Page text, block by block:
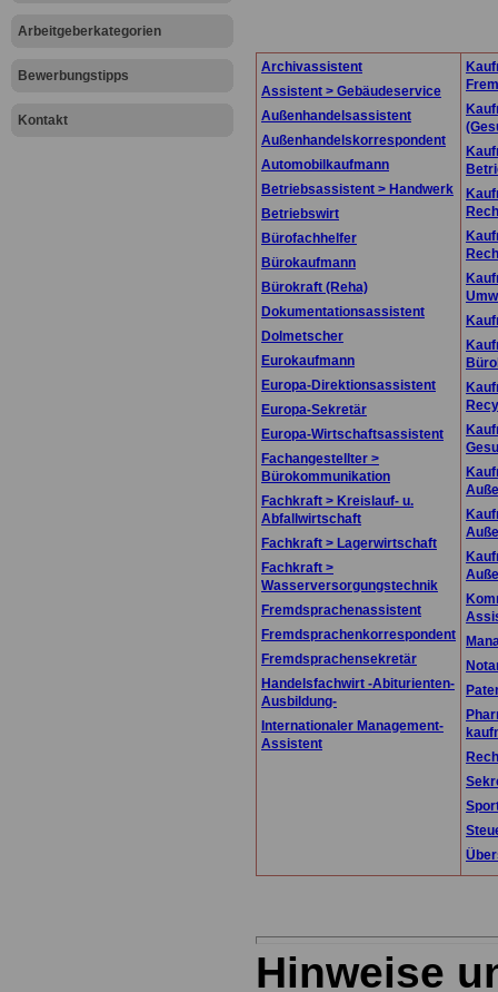
Arbeitgeberkategorien
Bewerbungstipps
Kontakt
Archivassistent
Assistent > Gebäudeservice
Außenhandelsassistent
Außenhandelskorrespondent
Automobilkaufmann
Betriebsassistent > Handwerk
Betriebswirt
Bürofachhelfer
Bürokaufmann
Bürokraft (Reha)
Dokumentationsassistent
Dolmetscher
Eurokaufmann
Europa-Direktionsassistent
Europa-Sekretär
Europa-Wirtschaftsassistent
Fachangestellter >
Bürokommunikation
Fachkraft > Kreislauf- u.
Abfallwirtschaft
Fachkraft > Lagerwirtschaft
Fachkraft >
Wasserversorgungstechnik
Fremdsprachenassistent
Fremdsprachenkorrespondent
Fremdsprachensekretär
Handelsfachwirt -Abiturienten-
Ausbildung-
Internationaler Management-
Assistent
Hinweise